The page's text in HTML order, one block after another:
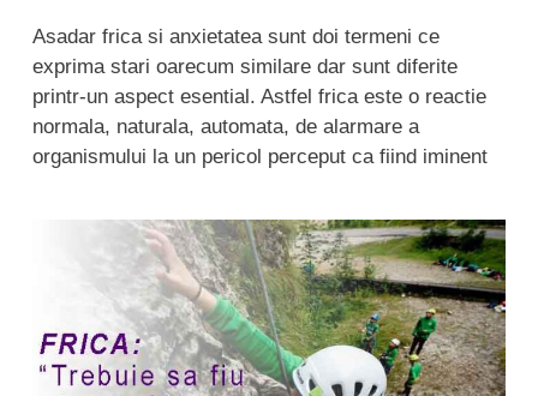
Asadar frica si anxietatea sunt doi termeni ce
exprima stari oarecum similare dar sunt diferite
printr-un aspect esential. Astfel frica este o reactie
normala, naturala, automata, de alarmare a
organismului la un pericol perceput ca fiind iminent